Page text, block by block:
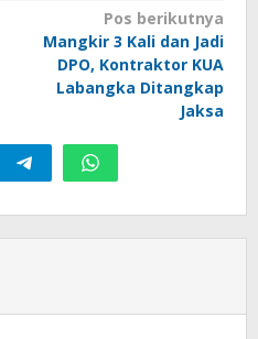
Pos berikutnya
Mangkir 3 Kali dan Jadi
DPO, Kontraktor KUA
Labangka Ditangkap
Jaksa